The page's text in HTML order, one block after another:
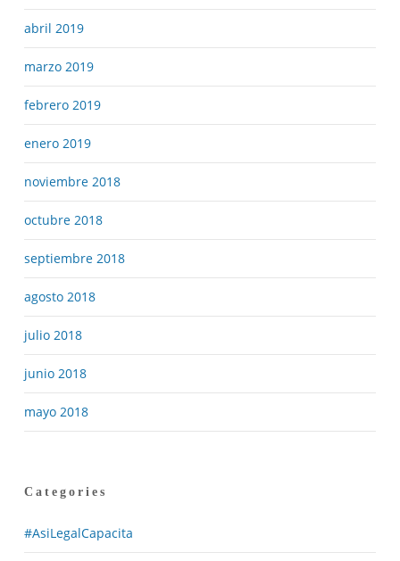
abril 2019
marzo 2019
febrero 2019
enero 2019
noviembre 2018
octubre 2018
septiembre 2018
agosto 2018
julio 2018
junio 2018
mayo 2018
Categories
#AsiLegalCapacita